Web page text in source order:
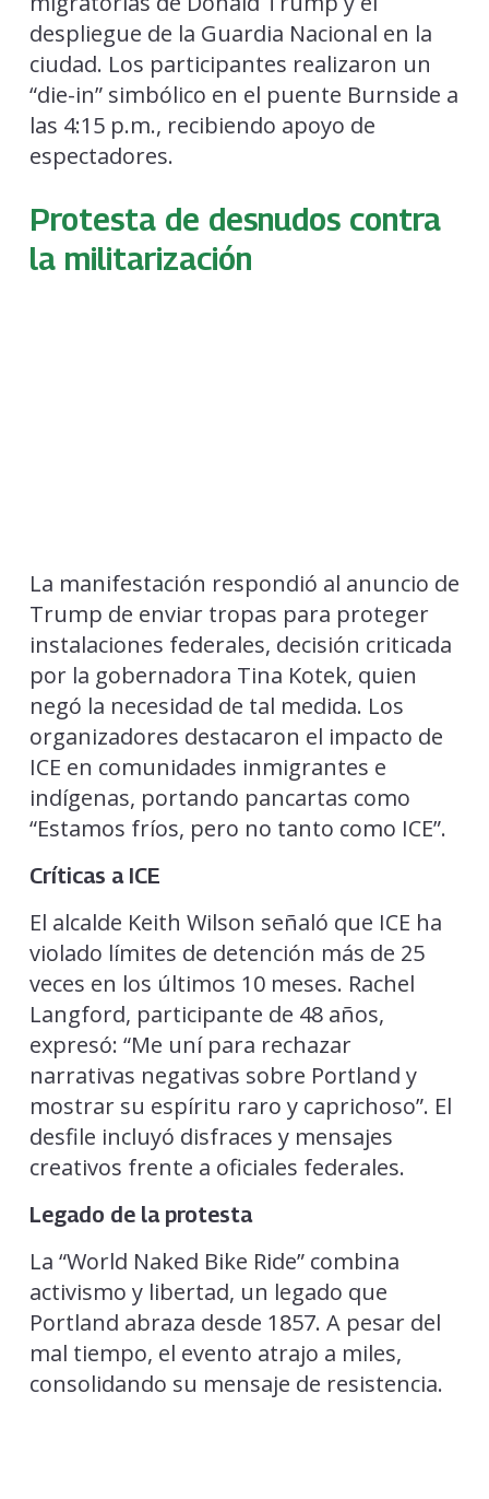
despliegue de la Guardia Nacional en la
ciudad. Los participantes realizaron un
“die-in” simbólico en el puente Burnside a
las 4:15 p.m., recibiendo apoyo de
espectadores.
Protesta de desnudos contra
la militarización
La manifestación respondió al anuncio de
Trump de enviar tropas para proteger
instalaciones federales, decisión criticada
por la gobernadora Tina Kotek, quien
negó la necesidad de tal medida. Los
organizadores destacaron el impacto de
ICE en comunidades inmigrantes e
indígenas, portando pancartas como
“Estamos fríos, pero no tanto como ICE”.
Críticas a ICE
El alcalde Keith Wilson señaló que ICE ha
violado límites de detención más de 25
veces en los últimos 10 meses. Rachel
Langford, participante de 48 años,
expresó: “Me uní para rechazar
narrativas negativas sobre Portland y
mostrar su espíritu raro y caprichoso”. El
desfile incluyó disfraces y mensajes
creativos frente a oficiales federales.
Legado de la protesta
La “World Naked Bike Ride” combina
activismo y libertad, un legado que
Portland abraza desde 1857. A pesar del
mal tiempo, el evento atrajo a miles,
consolidando su mensaje de resistencia.